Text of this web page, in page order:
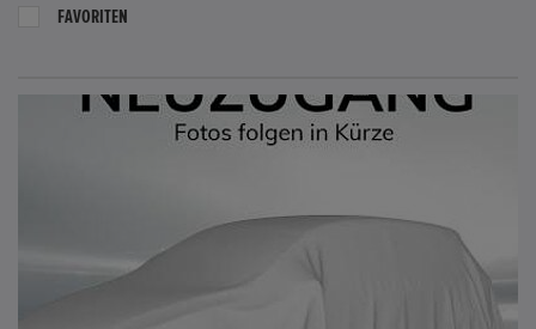
FAVORITEN